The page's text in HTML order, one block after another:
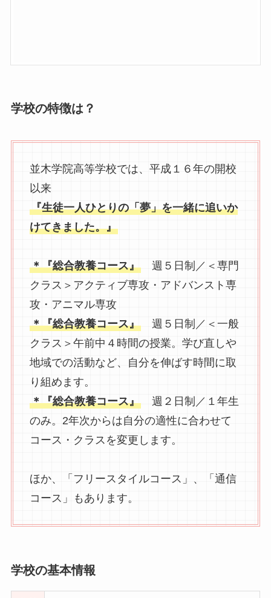
学校の特徴は？
並木学院高等学校では、平成１６年の開校
以来
『生徒一人ひとりの「夢」を一緒に追いか
けてきました。』
＊『総合教養コース』週５日制／＜専門
クラス＞アクティブ専攻・アドバンスト専
攻・アニマル専攻
＊『総合教養コース』週５日制／＜一般
クラス＞午前中４時間の授業。学び直しや
地域での活動など、自分を伸ばす時間に取
り組めます。
＊『総合教養コース』週２日制／１年生
のみ。2年次からは自分の適性に合わせて
コース・クラスを変更します。
ほか、「フリースタイルコース」、「通信
コース」もあります。
学校の基本情報